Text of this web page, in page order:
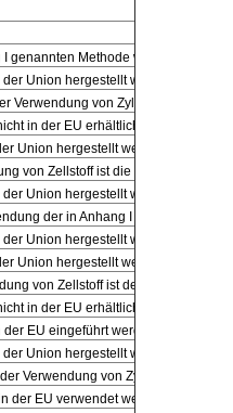
genannten Methode wird der Wert
Union hergestellt werden, werden
Verwendung von Zylindersystemen
in der EU erhältlich sind, werden
Union hergestellt werden, werden
von Zellstoff ist die Zellstoffmenge
Union hergestellt werden, werden
der in Anhang I aufgeführten
Union hergestellt werden, werden
Union hergestellt werden, werden
von Zellstoff ist der Zellstoff zu
in der EU erhältlich sind, werden
EU eingeführt werden, werden
Union hergestellt werden, werden
Verwendung von Zylindersäulen
der EU verwendet werden, werden